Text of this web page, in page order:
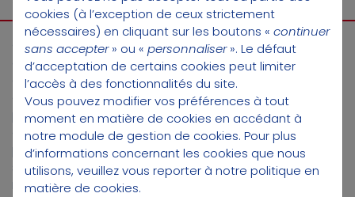
Cette charte nous sert aussi de repère très concret :
elle structure notre dialogue avec nos partenaires
assureurs (CNP, AXA et Allianz) et précise ce que nous
attendons dans la gestion de l’épargne. Elle nous
permet de suivre la démarche dans le temps :
orientations, transparence, échanges, et attention
portée à des résultats observables. L’objectif est
simple : faire vivre l’investissement socialement
responsable (ISR) de manière claire, suivie et
cookies (à l’exception de ceux strictement
nécessaires) en cliquant sur les boutons « continuer
sans accepter» ou « personnaliser». Le défaut
d’acceptation de certains cookies peut limiter
l’accès à des fonctionnalités du site.
Vous pouvez modifier vos préférences à tout
moment en matière de cookies en accédant à
notre module de gestion de cookies. Pour plus
d’informations concernant les cookies que nous
utilisons, veuillez vous reporter à notre politique en
matière de cookies.